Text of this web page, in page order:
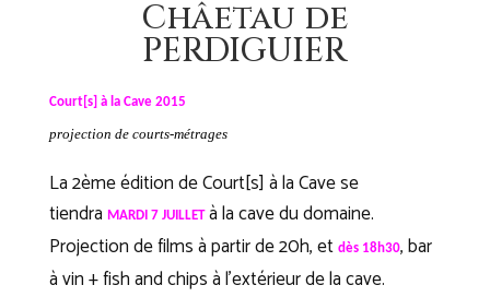
Châetau de
PERDIGUIER
Court[s] à la Cave 2015
projection de courts-métrages
La 2ème édition de Court[s] à la Cave se
tiendra MARDI 7 JUILLET à la cave du domaine.
Projection de films à partir de 20h, et dès 18h30, bar
à vin + fish and chips à l’extérieur de la cave.